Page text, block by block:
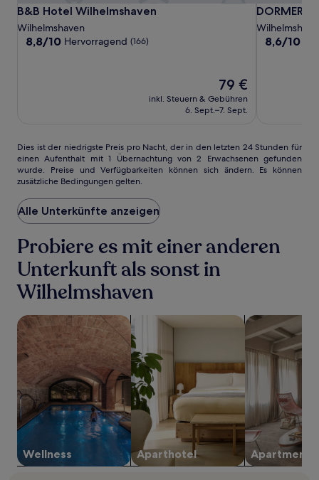
Es
zusätzliche
Bedingungen
B&B
Hotel
Wilhelmshaven
B&B
Hotel
B&B Hotel Wilhelmshaven
B&B Hotel Wilhelmshaven
Wilhelmshaven
8.8
8,8/10 Hervorragend (166)
Der
Preis
beträgt
79 €
inkl. Steuern & Gebühren
6. Sept.–7. Sept.
DORMERO
Hotel
8.6
8,6/10
Dies
ist
der
niedrigste
Preis
pro
Nacht,
der
in
den
letzten
24 Stunden
für
einen
Aufenthalt
mit
1 Übernachtung
von
2 Erwachsenen
gefunden
wurde.
Preise
und
Verfügbarkeiten
können
sich
Dies ist der niedrigste Preis pro Nacht, der in den letzten 24 Stunden für
einen Aufenthalt mit 1 Übernachtung von 2 Erwachsenen gefunden
wurde. Preise und Verfügbarkeiten können sich ändern. Es können
zusätzliche Bedingungen gelten.
Alle Unterkünfte anzeigen
Probiere es mit einer anderen
Unterkunft als sonst in
Wilhelmshaven
Wellness
Suche nach Unterkünften mit Wellness vor Ort
Aparthotel
Suche nach Aparthotels
Apartment
Suche nach